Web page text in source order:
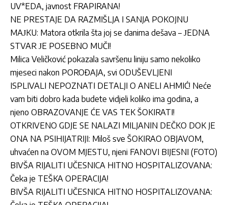
UV*EDA, javnost FRAPIRANA!
NE PRESTAJE DA RAZMIŠLJA I SANJA POKOJNU
MAЈKU: Matora otkrila šta joj se danima dešava – ЈEDNA
STVAR ЈE POSEBNO MUČI!
Milica Veličković pokazala savršenu liniju samo nekoliko
mjeseci nakon POROĐAJA, svi ODUŠEVLJENI
ISPLIVALI NEPOZNATI DETALJI O ANELI AHMIĆ! Neće
vam biti dobro kada budete vidjeli koliko ima godina, a
njeno OBRAZOVANJE ĆE VAS TEK ŠOKIRATI!
OTKRIVENO GDJE SE NALAZI MILJANIN DEČKO DOK JE
ONA NA PSIHIJATRIJI: Miloš sve ŠOKIRAO OBJAVOM,
uhvaćen na OVOM MJESTU, njeni FANOVI BIJESNI (FOTO)
BIVŠA RIJALITI UČESNICA HITNO HOSPITALIZOVANA:
Čeka je TEŠKA OPERACIJA!
BIVŠA RIJALITI UČESNICA HITNO HOSPITALIZOVANA: